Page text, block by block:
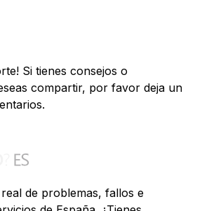
Si tienes consejos o
compartir, por favor deja un
de problemas, fallos e